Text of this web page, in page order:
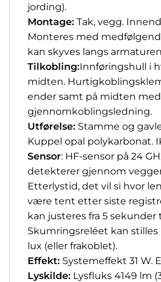
jording).
Montage: Tak, vegg.
Monteres med
kan skyves langs
Tilkobling:Innføringshull i
midten.
ender samt på midten med
gjennomkoblingsledning.
Utførelse: Stamme og
Kuppel opal polykarbonat.
Sensor: HF-sensor på 24
detekterer gjennom
Etterlystid, det vil si hvor
være tent etter siste
kan justeres fra 5
Skumringsreléet kan stilles
lux (eller frakoblet).
Effekt: Systemeffekt 31 W.
Lyskilde: Lysfluks 4149 lm